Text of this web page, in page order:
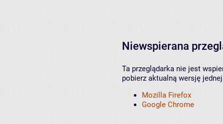
Niewspierana
Ta przeglądarka nie jest
pobierz aktualną wersję
Mozilla Firefox
Google Chrome